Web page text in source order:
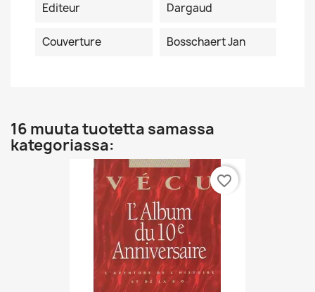
Editeur Dargaud
Couverture Bosschaert Jan
16 muuta tuotetta samassa
kategoriassa:
favorite_border